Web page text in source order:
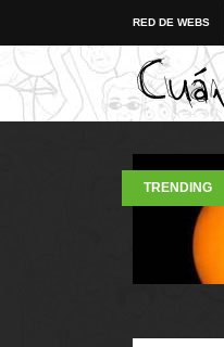
RED DE WEBS
TRENDING